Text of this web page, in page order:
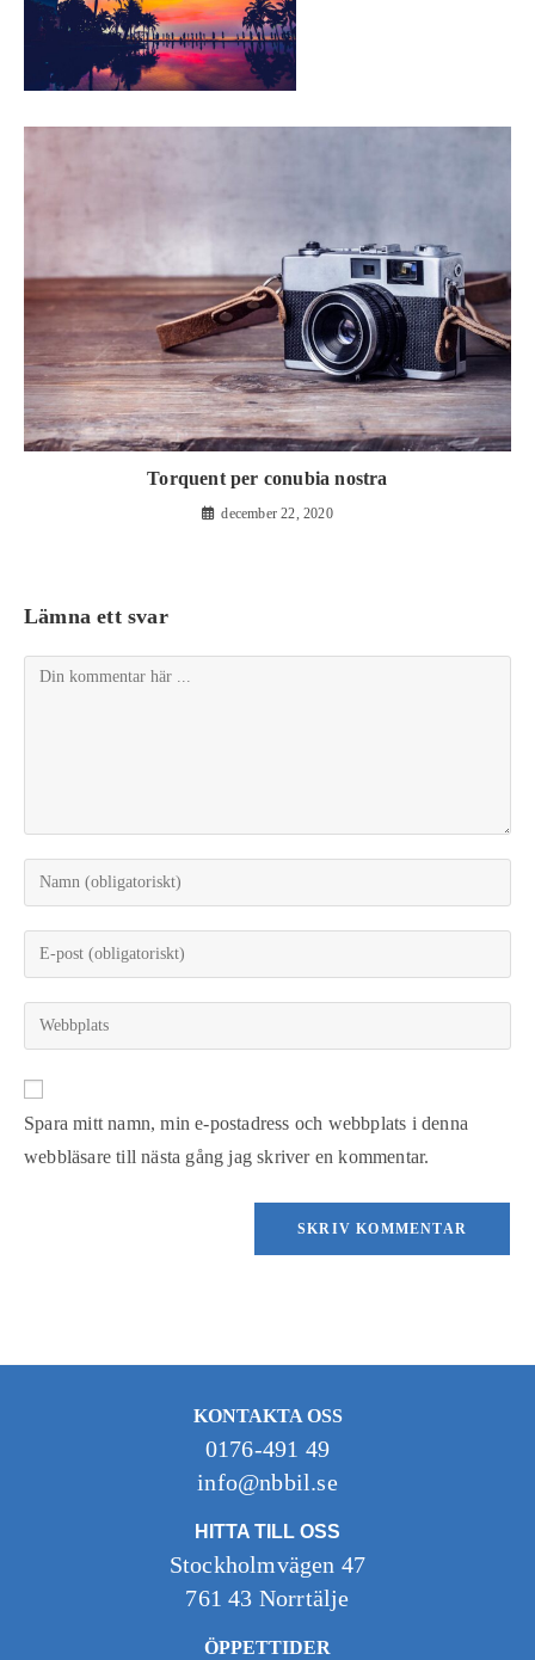
Torquent per conubia nostra
december 22, 2020
Lämna ett svar
Spara mitt namn, min e-postadress och webbplats i denna
webbläsare till nästa gång jag skriver en kommentar.
KONTAKTA OSS
0176-491 49
info@nbbil.se
HITTA TILL OSS
Stockholmvägen 47
761 43 Norrtälje
ÖPPETTIDER